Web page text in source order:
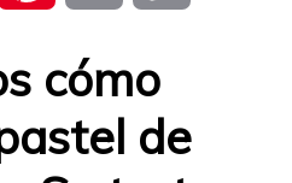
cómo
de